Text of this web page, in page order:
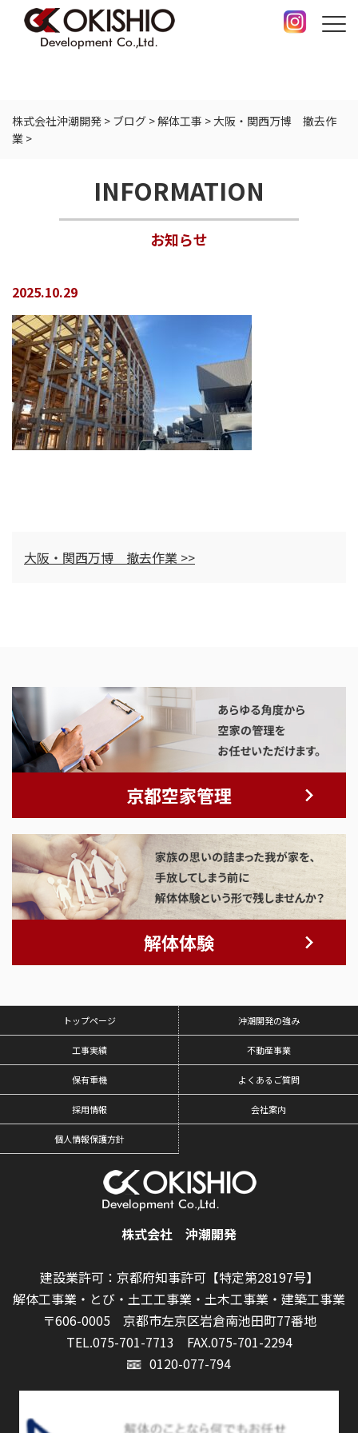
株式会社沖潮開発 > ブログ >解体工事 >大阪・関西万博 撤去作
業 >
INFORMATION
お知らせ
2025.10.29
大阪・関西万博 撤去作業 >>
京都空家管理
解体体験
トップページ 沖潮開発の強み
工事実績 不動産事業
保有重機 よくあるご質問
採用情報 会社案内
個人情報保護方針
株式会社 沖潮開発
建設業許可：京都府知事許可【特定第28197号】
解体工事業・とび・土工工事業・土木工事業・建築工事業
〒606-0005 京都市左京区岩倉南池田町77番地
TEL.075-701-7713 FAX.075-701-2294
0120-077-794